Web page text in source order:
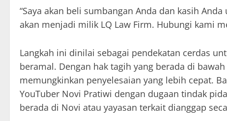
“Saya akan beli sumbangan Anda dan kasih
akan menjadi milik LQ Law Firm. Hubungi kami
Langkah ini dinilai sebagai pendekatan cerdas
beramal. Dengan hak tagih yang berada di
memungkinkan penyelesaian yang lebih cepat.
YouTuber Novi Pratiwi dengan dugaan tindak
berada di Novi atau yayasan terkait dianggap